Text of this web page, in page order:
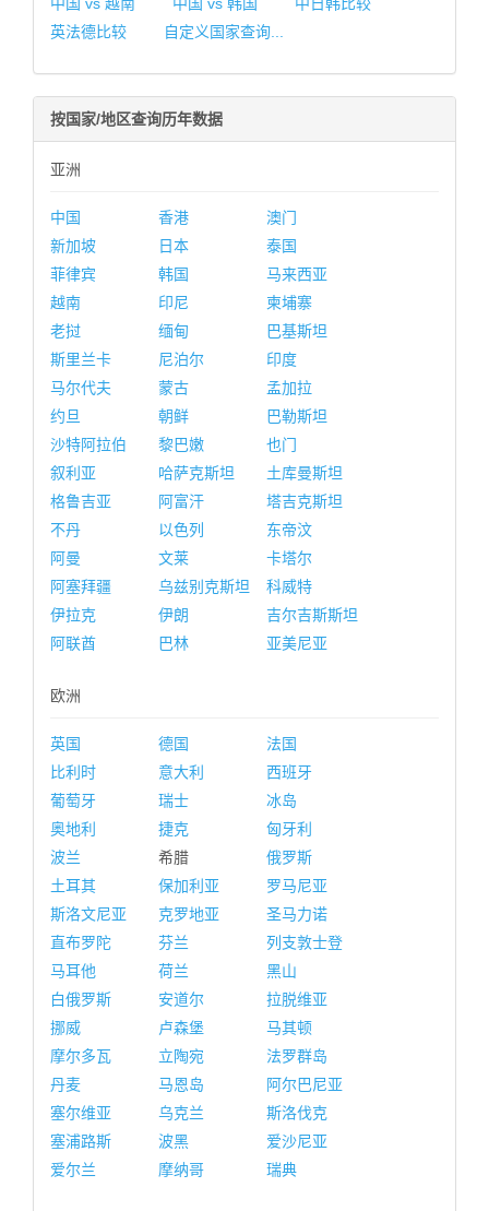
英法德比较
自定义国家查询...
按国家/地区查询历年数据
亚洲
中国 香港
澳门
新加坡
日本
泰国
菲律宾
韩国
马来西亚
越南
印尼
柬埔寨
老挝
缅甸
巴基斯坦
斯里兰卡
尼泊尔
印度
马尔代夫
蒙古
孟加拉
约旦
朝鲜
巴勒斯坦
沙特阿拉伯
黎巴嫩
也门
叙利亚
哈萨克斯坦
土库曼斯坦
格鲁吉亚
阿富汗
塔吉克斯坦
不丹
以色列
东帝汶
阿曼
文莱
卡塔尔
阿塞拜疆
乌兹别克斯坦
科威特
伊拉克
伊朗
吉尔吉斯斯坦
阿联酋
巴林 亚美尼亚
欧洲
英国 德国
法国
比利时
意大利
西班牙
葡萄牙
瑞士
冰岛
奥地利
捷克
匈牙利
波兰
希腊
俄罗斯
土耳其
保加利亚
罗马尼亚
斯洛文尼亚
克罗地亚
圣马力诺
直布罗陀
芬兰
列支敦士登
马耳他
荷兰
黑山
白俄罗斯
安道尔
拉脱维亚
挪威
卢森堡
马其顿
摩尔多瓦
立陶宛
法罗群岛
丹麦
马恩岛
阿尔巴尼亚
塞尔维亚
乌克兰
斯洛伐克
塞浦路斯
波黑
爱沙尼亚
爱尔兰
摩纳哥 瑞典